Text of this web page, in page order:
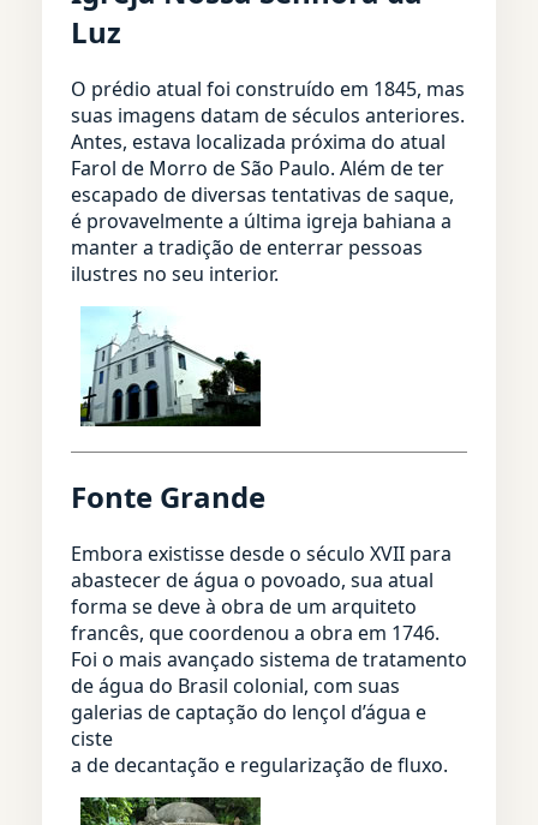
Luz
O prédio atual foi construído em 1845, mas
suas imagens datam de séculos anteriores.
Antes, estava localizada próxima do atual
Farol de Morro de São Paulo. Além de ter
escapado de diversas tentativas de saque,
é provavelmente a última igreja bahiana a
manter a tradição de enterrar pessoas
ilustres no seu interior.
Fonte Grande
Embora existisse desde o século XVII para
abastecer de água o povoado, sua atual
forma se deve à obra de um arquiteto
francês, que coordenou a obra em 1746.
Foi o mais avançado sistema de tratamento
de água do Brasil colonial, com suas
galerias de captação do lençol d’água e
ciste
a de decantação e regularização de fluxo.